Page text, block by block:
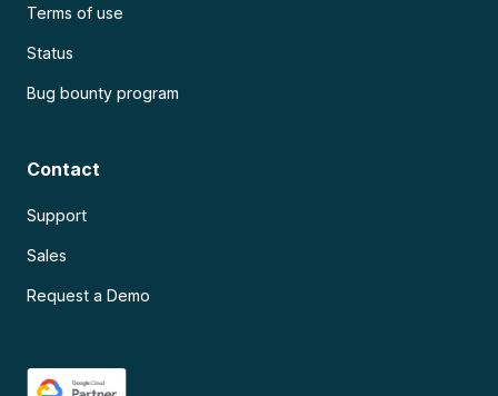
Terms of use
Status
Bug bounty program
Contact
Support
Sales
Request a Demo